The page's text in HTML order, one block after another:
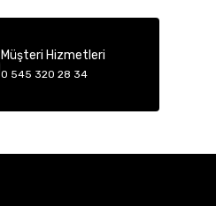
Müşteri Hizmetleri
0 545 320 28 34